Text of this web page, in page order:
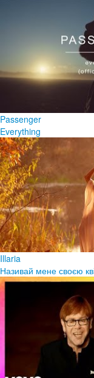
Passenger
Everything
Illaria
Називай мене своєю